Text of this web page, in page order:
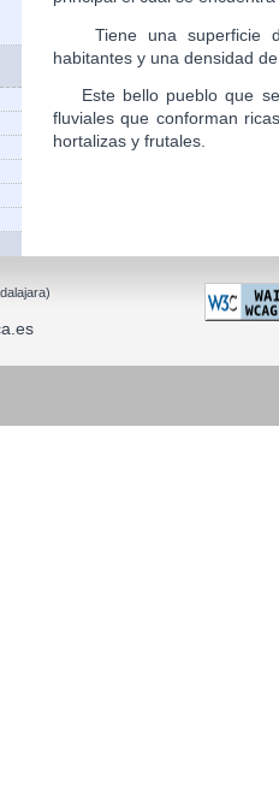
Tiene una superficie
habitantes y una densidad
Este bello pueblo que se
fluviales que conforman
hortalizas y frutales.